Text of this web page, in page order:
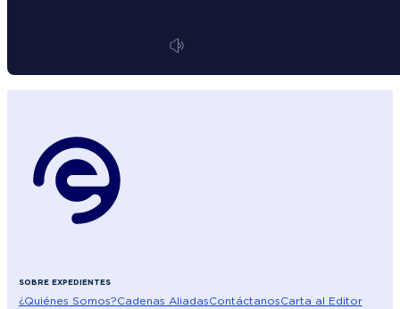
SOBRE EXPEDIENTES
¿Quiénes Somos?Cadenas AliadasContáctanosCarta al Editor